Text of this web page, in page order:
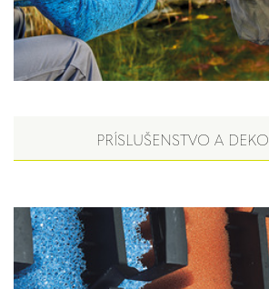
PRÍSLUŠENSTVO A